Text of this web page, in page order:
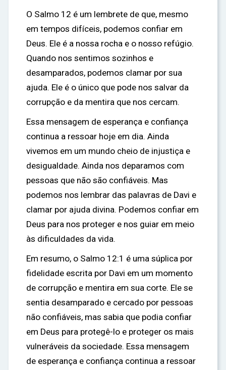
O Salmo 12 é um lembrete de que, mesmo
em tempos difíceis, podemos confiar em
Deus. Ele é a nossa rocha e o nosso refúgio.
Quando nos sentimos sozinhos e
desamparados, podemos clamar por sua
ajuda. Ele é o único que pode nos salvar da
corrupção e da mentira que nos cercam.
Essa mensagem de esperança e confiança
continua a ressoar hoje em dia. Ainda
vivemos em um mundo cheio de injustiça e
desigualdade. Ainda nos deparamos com
pessoas que não são confiáveis. Mas
podemos nos lembrar das palavras de Davi e
clamar por ajuda divina. Podemos confiar em
Deus para nos proteger e nos guiar em meio
às dificuldades da vida.
Em resumo, o Salmo 12:1 é uma súplica por
fidelidade escrita por Davi em um momento
de corrupção e mentira em sua corte. Ele se
sentia desamparado e cercado por pessoas
não confiáveis, mas sabia que podia confiar
em Deus para protegê-lo e proteger os mais
vulneráveis da sociedade. Essa mensagem
de esperança e confiança continua a ressoar